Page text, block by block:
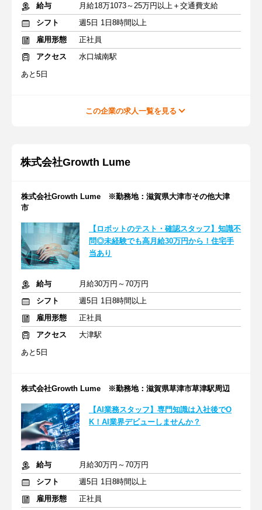
給与
月給18万1073～25万円以上＋交通費支給
シフト
週5日 1日8時間以上
雇用形態
正社員
アクセス
水口城南駅
あと5日
この企業の求人一覧を見る
株式会社Growth Lume
株式会社Growth Lume ※勤務地：滋賀県大津市その他大津
市
【ロボットのテスト・確認スタッフ】知識不
問◎未経験でも高月給30万円から！住宅手
当あり
給与
月給30万円～70万円
シフト
週5日 1日8時間以上
雇用形態
正社員
アクセス
大津駅
あと5日
株式会社Growth Lume ※勤務地：滋賀県草津市草津駅周辺
【AI業務スタッフ】専門知識は入社後でO
K！AI業界デビューしませんか？
給与
月給30万円～70万円
シフト
週5日 1日8時間以上
雇用形態
正社員